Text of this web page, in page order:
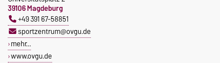
39106 Magdeburg
+49 391 67-58851
sportzentrum@ovgu.de
mehr…
www.ovgu.de